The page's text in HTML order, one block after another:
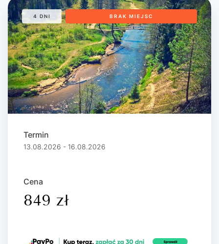
4 DNI BRAK MIEJSC
Termin
13.08.2026 - 16.08.2026
Cena
849 zł